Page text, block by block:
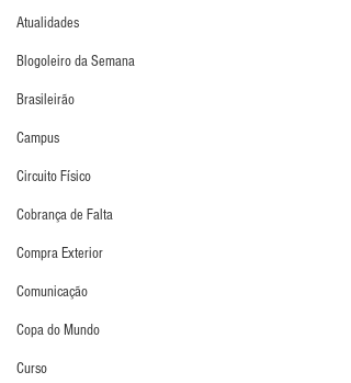
Atualidades
Blogoleiro da Semana
Brasileirão
Campus
Circuito Físico
Cobrança de Falta
Compra Exterior
Comunicação
Copa do Mundo
Curso